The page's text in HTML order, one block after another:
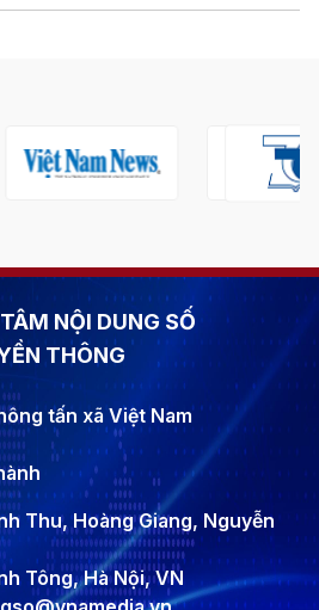
NỘI DUNG SỐ
THÔNG
tấn xã Việt Nam
Thu, Hoàng Giang, Nguyễn
Tông, Hà Nội, VN